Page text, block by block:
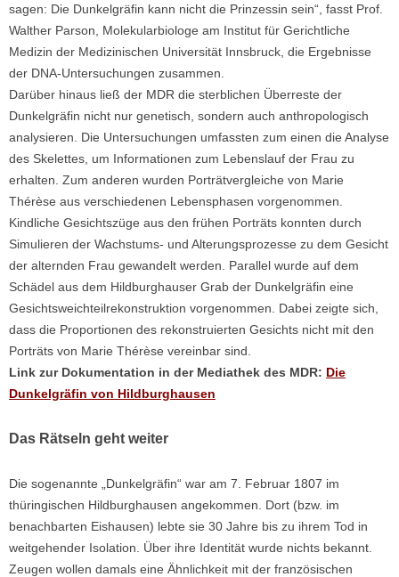
sagen: Die Dunkelgräfin kann nicht die Prinzessin sein“, fasst Prof.
Walther Parson, Molekularbiologe am Institut für Gerichtliche
Medizin der Medizinischen Universität Innsbruck, die Ergebnisse
der DNA-Untersuchungen zusammen.
Darüber hinaus ließ der MDR die sterblichen Überreste der
Dunkelgräfin nicht nur genetisch, sondern auch anthropologisch
analysieren. Die Untersuchungen umfassten zum einen die Analyse
des Skelettes, um Informationen zum Lebenslauf der Frau zu
erhalten. Zum anderen wurden Porträtvergleiche von Marie
Thérèse aus verschiedenen Lebensphasen vorgenommen.
Kindliche Gesichtszüge aus den frühen Porträts konnten durch
Simulieren der Wachstums- und Alterungsprozesse zu dem Gesicht
der alternden Frau gewandelt werden. Parallel wurde auf dem
Schädel aus dem Hildburghauser Grab der Dunkelgräfin eine
Gesichtsweichteilrekonstruktion vorgenommen. Dabei zeigte sich,
dass die Proportionen des rekonstruierten Gesichts nicht mit den
Porträts von Marie Thérèse vereinbar sind.
Link zur Dokumentation in der Mediathek des MDR: Die
Dunkelgräfin von Hildburghausen
Das Rätseln geht weiter
Die sogenannte „Dunkelgräfin“ war am 7. Februar 1807 im
thüringischen Hildburghausen angekommen. Dort (bzw. im
benachbarten Eishausen) lebte sie 30 Jahre bis zu ihrem Tod in
weitgehender Isolation. Über ihre Identität wurde nichts bekannt.
Zeugen wollen damals eine Ähnlichkeit mit der französischen